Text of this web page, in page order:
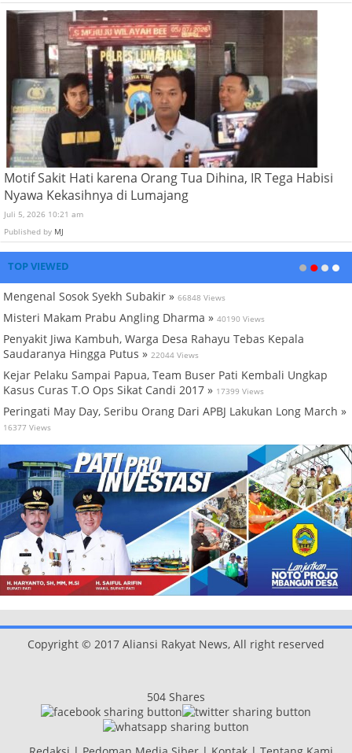
Motif Sakit Hati karena Orang Tua Dihina, IR Tega Habisi
Nyawa Kekasihnya di Lumajang
Juli 5, 2026 10:21 am
Published by MJ
TOP VIEWED
Mengenal Sosok Syekh Subakir » 66848 Views
Misteri Makam Prabu Angling Dharma » 40190 Views
Penyakit Jiwa Kambuh, Warga Desa Rahayu Tebas Kepala
Saudaranya Hingga Putus » 22044 Views
Kejar Pelaku Sampai Papua, Team Buser Pati Kembali Ungkap
Kasus Curas T.O Ops Sikat Candi 2017 » 17399 Views
Peringati May Day, Seribu Orang Dari APBJ Lakukan Long March »
16377 Views
Copyright © 2017 Aliansi Rakyat News, All right reserved
504 Shares